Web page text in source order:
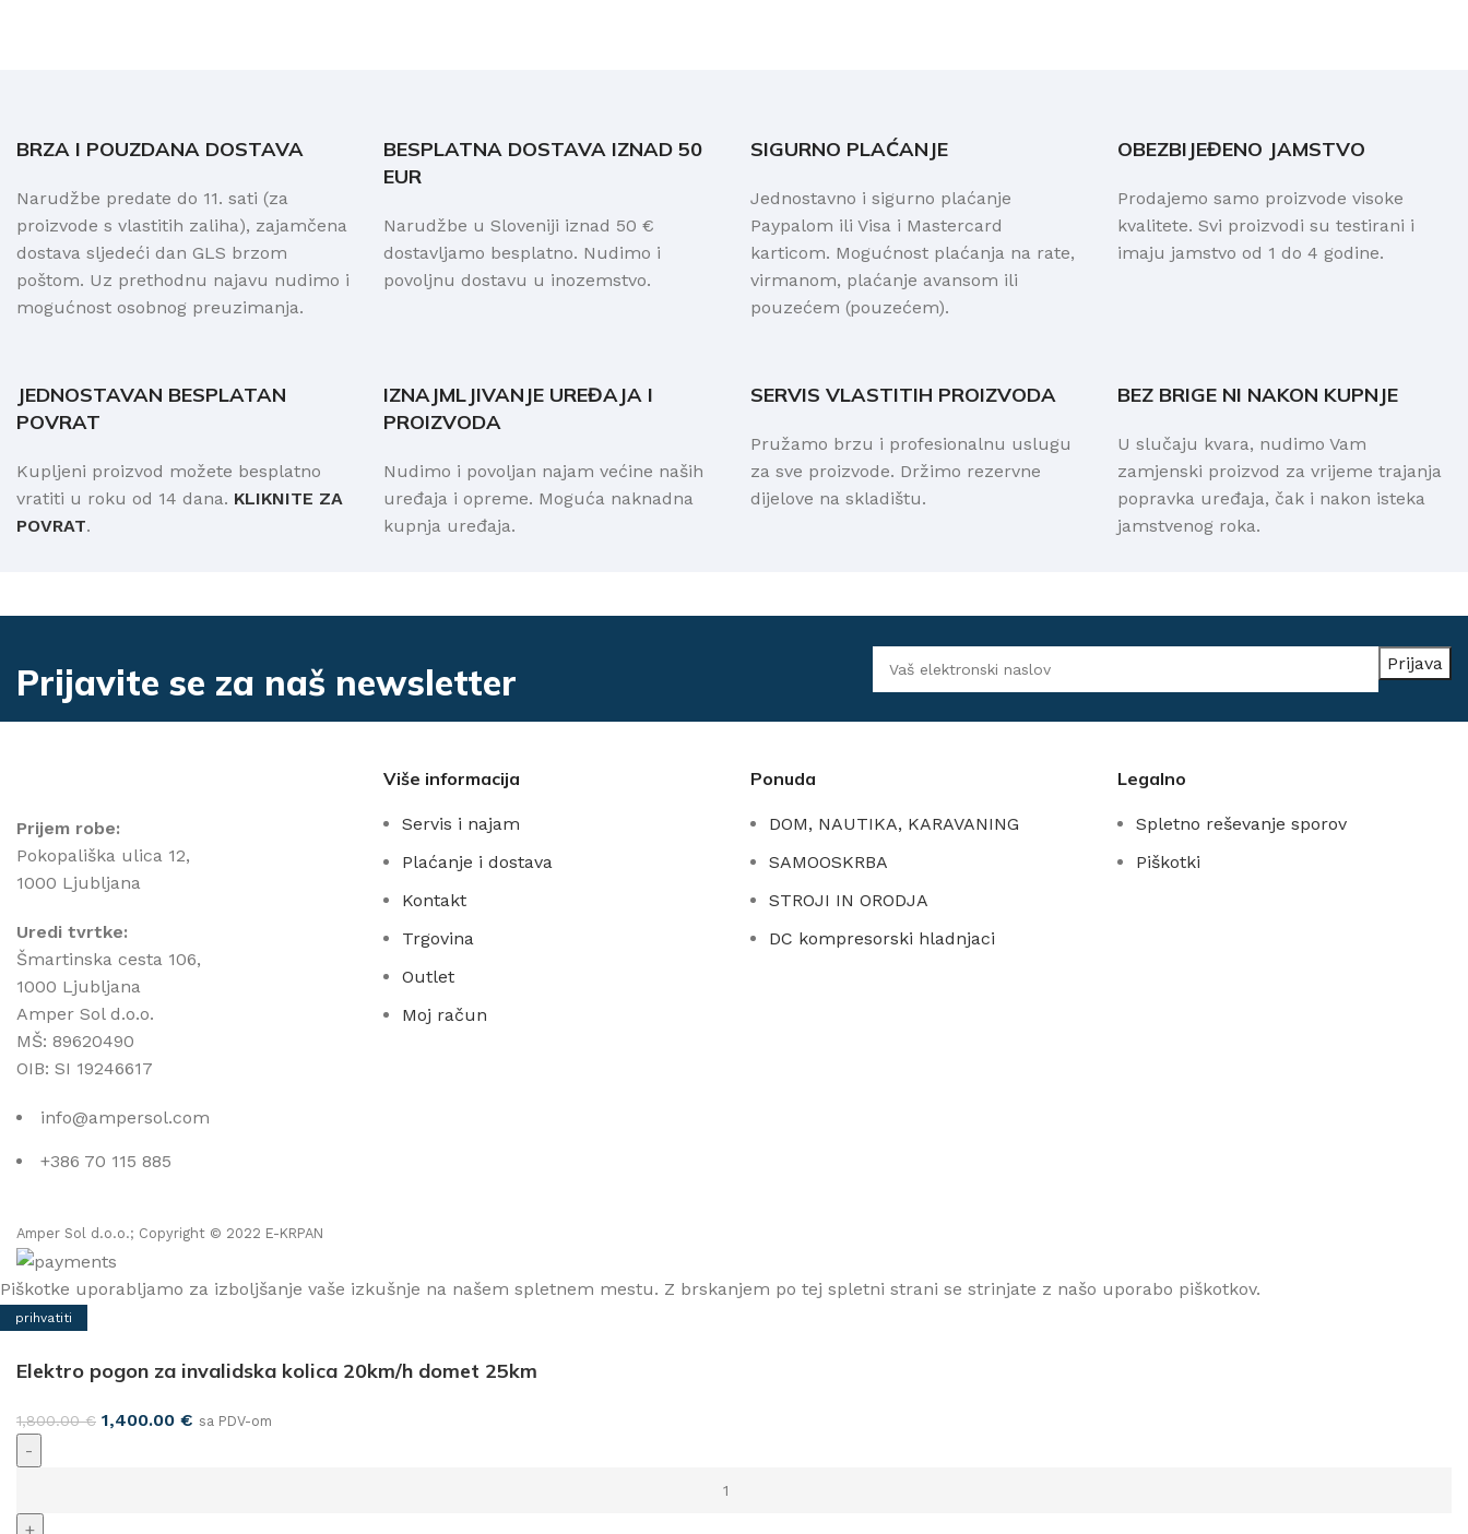
BRZA I POUZDANA DOSTAVA
Narudžbe predate do 11. sati (za
proizvode s vlastitih zaliha), zajamčena
dostava sljedeći dan GLS brzom
poštom. Uz prethodnu najavu nudimo i
mogućnost osobnog preuzimanja.
BESPLATNA DOSTAVA IZNAD 50
EUR
Narudžbe u Sloveniji iznad 50 €
dostavljamo besplatno. Nudimo i
povoljnu dostavu u inozemstvo.
SIGURNO PLAĆANJE
Jednostavno i sigurno plaćanje
Paypalom ili Visa i Mastercard
karticom. Mogućnost plaćanja na rate,
virmanom, plaćanje avansom ili
pouzećem (pouzećem).
OBEZBIJEĐENO JAMSTVO
Prodajemo samo proizvode visoke
kvalitete. Svi proizvodi su testirani i
imaju jamstvo od 1 do 4 godine.
JEDNOSTAVAN BESPLATAN
POVRAT
Kupljeni proizvod možete besplatno
vratiti u roku od 14 dana. KLIKNITE ZA
POVRAT.
IZNAJMLJIVANJE UREĐAJA I
PROIZVODA
Nudimo i povoljan najam većine naših
uređaja i opreme. Moguća naknadna
kupnja uređaja.
SERVIS VLASTITIH PROIZVODA
Pružamo brzu i profesionalnu uslugu
za sve proizvode. Držimo rezervne
dijelove na skladištu.
BEZ BRIGE NI NAKON KUPNJE
U slučaju kvara, nudimo Vam
zamjenski proizvod za vrijeme trajanja
popravka uređaja, čak i nakon isteka
jamstvenog roka.
Prijavite se za naš newsletter
Prijem robe:
Pokopališka ulica 12,
1000 Ljubljana
Uredi tvrtke:
Šmartinska cesta 106,
1000 Ljubljana
Amper Sol d.o.o.
MŠ: 89620490
OIB: SI 19246617
info@ampersol.com
+386 70 115 885
Više informacija
Servis i najam
Plaćanje i dostava
Kontakt
Trgovina
Outlet
Moj račun
Ponuda
DOM, NAUTIKA, KARAVANING
SAMOOSKRBA
STROJI IN ORODJA
DC kompresorski hladnjaci
Legalno
Spletno reševanje sporov
Piškotki
Amper Sol d.o.o.; Copyright © 2022 E-KRPAN
Piškotke uporabljamo za izboljšanje vaše izkušnje na našem spletnem mestu. Z brskanjem po tej spletni strani se strinjate z našo uporabo piškotkov.
prihvatiti
Elektro pogon za invalidska kolica 20km/h domet 25km
1,800.00€ Original
1,400.00 € Current
sa PDV-om